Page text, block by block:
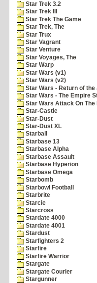
Star Trek 3.2
Star Trek III
Star Trek The Game
Star Trek, The
Star Trux
Star Vagrant
Star Venture
Star Voyages, The
Star Warp
Star Wars (v1)
Star Wars (v2)
Star Wars - Return of
Star Wars - The Empire
Star Wars Attack On The
Star-Castle
Star-Dust
Star-Dust XL
Starball
Starbase 13
Starbase Alpha
Starbase Assault
Starbase Hyperion
Starbase Omega
Starbomb
Starbowl Football
Starbrite
Starcie
Starcross
Stardate 4000
Stardate 4001
Stardust
Starfighters 2
Starfire
Starfire Warrior
Stargate
Stargate Courier
Stargunner